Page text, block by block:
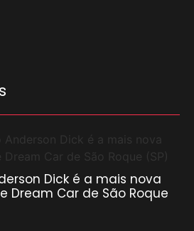
Dick é a mais nova
Dream Car de São Roque